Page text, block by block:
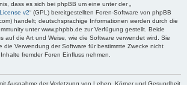
dass es sich bei phpBB um eine unter der „
v2“ (GPL) bereitgestellten Foren-Software von phpBB
handelt; deutschsprachige Informationen werden durch die
unter www.phpbb.de zur Verfügung gestellt. Beide
auf die Art und Weise, wie die Software verwendet wird. Sie
die Verwendung der Software für bestimmte Zwecke nicht
fremder Foren Einfluss nehmen.
Ausnahme der Verletzung von Leben, Körper und Gesundheit